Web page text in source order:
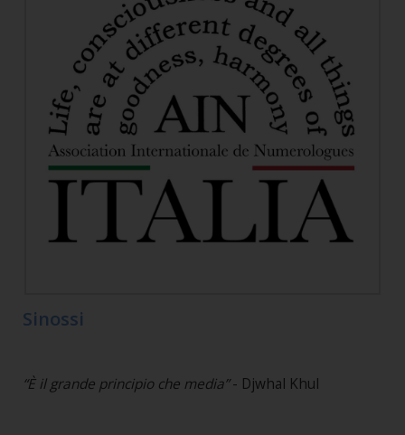
Sinossi
“È il grande principio che media”- Djwhal Khul